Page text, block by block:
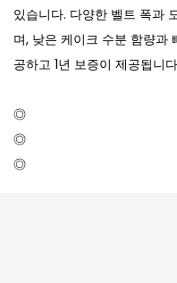
있습니다. 다양한 벨트 폭
며, 낮은 케이크 수분 함량과
공하고 1년 보증이 제공됩니
◎
◎
◎